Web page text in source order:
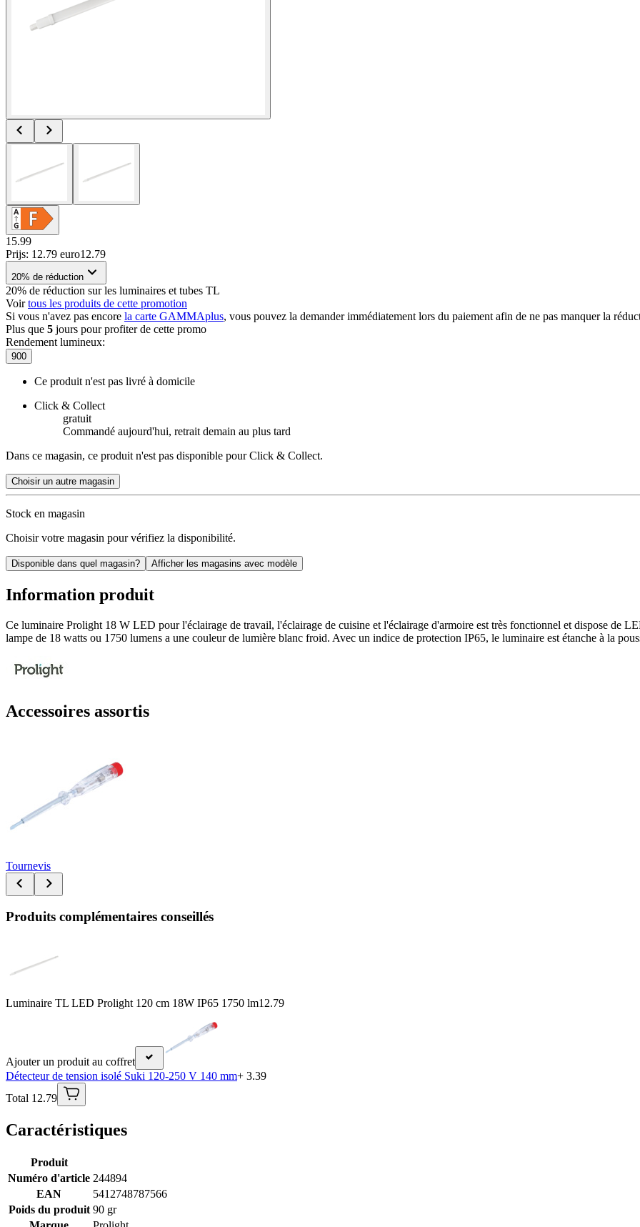
15.99
Prijs: 12.79 euro12.79
20% de réduction
20% de réduction sur les luminaires et tubes TL
Voirtous les produits de cette promotion
Si vous n'avez pas encore la carte GAMMAplus, vous pouvez la demander immédiatement lors du paiement afin de ne pas manquer la
Plus que 5 jours pour profiter de cette promo
Rendement lumineux:
900
Ce produit n'est pas livré à domicile
Click & Collect
gratuit
Commandé aujourd'hui, retrait demain au plus tard
Dans ce magasin, ce produit n'est pas disponible pour Click & Collect.
Choisir un autre magasin
Stock en magasin
Choisir votre magasin pour vérifiez la disponibilité.
Disponible dans quel magasin? Afficher les magasins avec modèle
Information produit
Ce luminaire Prolight 18 W LED pour l'éclairage de travail, l'éclairage de cuisine et l'éclairage d'armoire est très fonctionnel et dispose de
lampe de 18 watts ou 1750 lumens a une couleur de lumière blanc froid. Avec un indice de protection IP65, le luminaire est étanche à la
Accessoires assortis
Tournevis
Produits complémentaires conseillés
Luminaire TL LED Prolight 120 cm 18W IP65 1750 lm12.79
Ajouter un produit au coffret
Détecteur de tension isolé Suki 120-250 V 140 mm+ 3.39
Total 12.79
Caractéristiques
Produit
Numéro d'article 244894
EAN
5412748787566
Poids du produit 90 gr